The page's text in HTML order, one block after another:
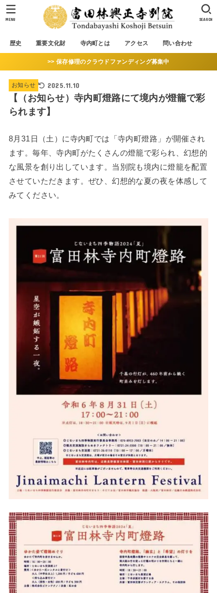
歴史 重要文化財 寺内町とは アクセス 問い合わせ
SEARCH
MENU
>> 保存修理のクラウドファンディング募集中
お知らせ 2025.11.10
【（お知らせ）寺内町燈路にて境内が燈籠で彩
られます】
8月31日（土）に寺内町では「寺内町燈路」が開催され
ます。毎年、寺内町がたくさんの燈籠で彩られ、幻想的
な風景を創り出しています。当別院も境内に燈籠を配置
させていただきます。ぜひ、幻想的な夏の夜を体感して
みてください。